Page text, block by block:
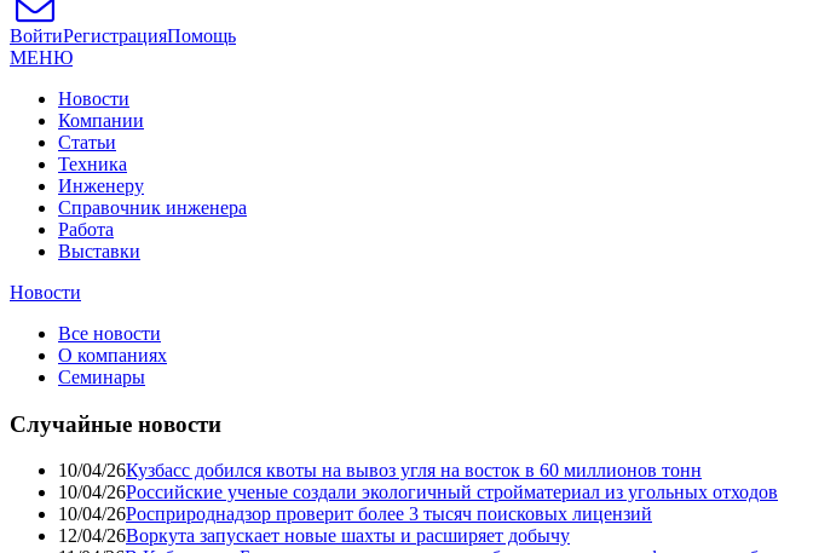
ВойтиРегистрацияПомощь
МЕНЮ
Новости
Компании
Статьи
Техника
Инженеру
Справочник инженера
Работа
Выставки
Новости
Все новости
О компаниях
Семинары
Случайные новости
10/04/26Кузбасс добился квоты на вывоз угля на восток в 60 миллионов тонн
10/04/26Российские ученые создали экологичный стройматериал из угольных отходов
10/04/26Росприроднадзор проверит более 3 тысяч поисковых лицензий
12/04/26Воркута запускает новые шахты и расширяет добычу